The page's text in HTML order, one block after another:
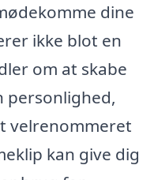
dine
ikke blot en
om at skabe
personlighed,
velrenommeret
kan give dig